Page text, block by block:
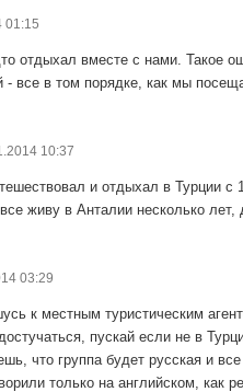
01:15
отдыхал вместе с нами. Такое
- все в том порядке, как мы
10:37
и отдыхал в Турции с
живу в Анталии несколько
03:29
к местным туристическим
пускай если не в
что группа будет русская и
только на английском, как